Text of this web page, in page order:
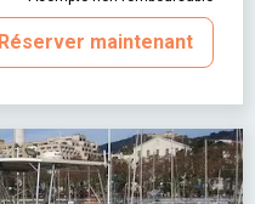
Réserver maintenant